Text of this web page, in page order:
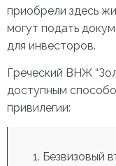
приобрели здесь
могут подать
для инвесторов.
Греческий ВНЖ
доступным
привилегии:
Безвизовый